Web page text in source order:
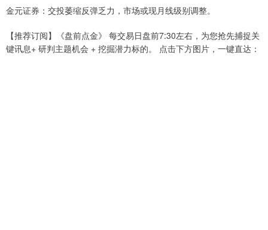
金元证券：交投萎缩反弹乏力，市场或现月线级别调整。
【推荐订阅】《盘前点金》 每交易日盘前7:30左右，为您抢先捕捉关
键讯息+ 研判主题机会 + 挖掘潜力标的。 点击下方图片，一键直达：